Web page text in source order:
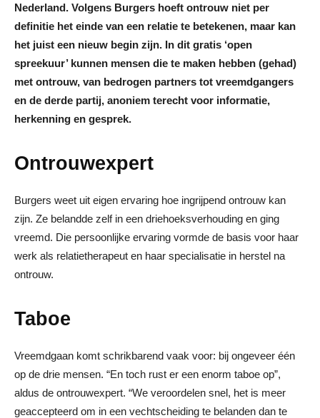
Nederland. Volgens Burgers hoeft ontrouw niet per
definitie het einde van een relatie te betekenen, maar kan
het juist een nieuw begin zijn. In dit gratis ‘open
spreekuur’ kunnen mensen die te maken hebben (gehad)
met ontrouw, van bedrogen partners tot vreemdgangers
en de derde partij, anoniem terecht voor informatie,
herkenning en gesprek.
Ontrouwexpert
Burgers weet uit eigen ervaring hoe ingrijpend ontrouw kan
zijn. Ze belandde zelf in een driehoeksverhouding en ging
vreemd. Die persoonlijke ervaring vormde de basis voor haar
werk als relatietherapeut en haar specialisatie in herstel na
ontrouw.
Taboe
Vreemdgaan komt schrikbarend vaak voor: bij ongeveer één
op de drie mensen. “En toch rust er een enorm taboe op”,
aldus de ontrouwexpert. “We veroordelen snel, het is meer
geaccepteerd om in een vechtscheiding te belanden dan te